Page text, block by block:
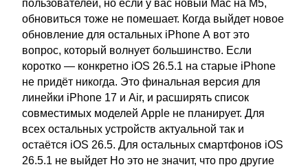
пользователей, но если у вас новый Mac на M5,
обновиться тоже не помешает. Когда выйдет новое
обновление для остальных iPhone А вот это
вопрос, который волнует большинство. Если
коротко — конкретно iOS 26.5.1 на старые iPhone
не придёт никогда. Это финальная версия для
линейки iPhone 17 и Air, и расширять список
совместимых моделей Apple не планирует. Для
всех остальных устройств актуальной так и
остаётся iOS 26.5. Для остальных смартфонов iOS
26.5.1 не выйдет Но это не значит, что про другие